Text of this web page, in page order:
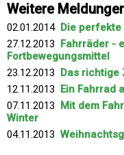
Weitere
02.01.2014 Die
27.12.2013 Fahrräder -
Fortbewegungsmittel
23.12.2013 Das richtige
12.11.2013 Ein Fahrrad
07.11.2013 Mit dem
Winter
04.11.2013